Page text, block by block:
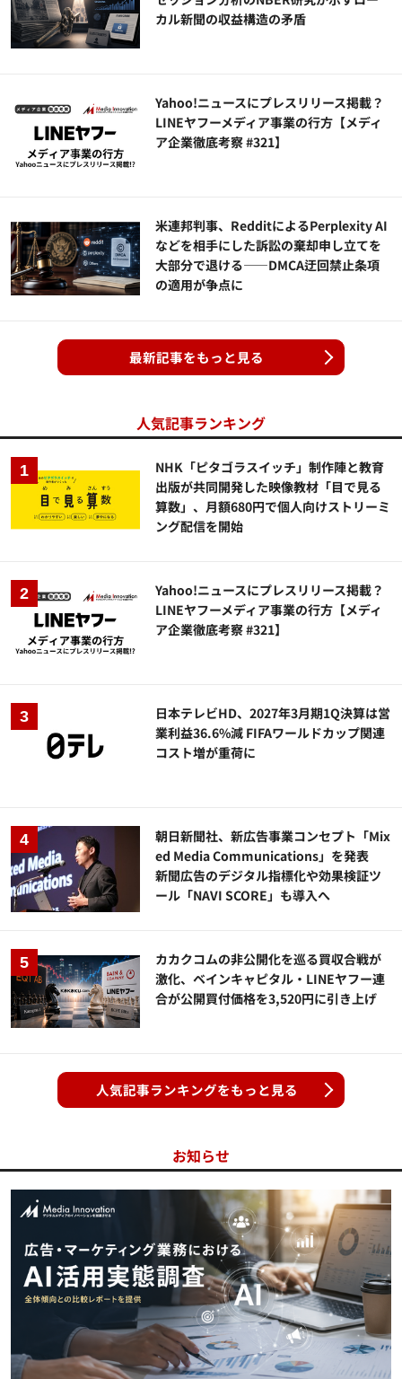
カル新聞の収益構造の矛盾
Yahoo!ニュースにプレスリリース掲載？
LINEヤフーメディア事業の行方【メディ
ア企業徹底考察 #321】
米連邦判事、RedditによるPerplexity AI
などを相手にした訴訟の棄却申し立てを
大部分で退ける——DMCA迂回禁止条項
の適用が争点に
最新記事をもっと見る
人気記事ランキング
NHK「ピタゴラスイッチ」制作陣と教育
出版が共同開発した映像教材「目で見る
算数」、月額680円で個人向けストリーミ
ング配信を開始
Yahoo!ニュースにプレスリリース掲載？
LINEヤフーメディア事業の行方【メディ
ア企業徹底考察 #321】
日本テレビHD、2027年3月期1Q決算は営
業利益36.6%減 FIFAワールドカップ関連
コスト増が重荷に
朝日新聞社、新広告事業コンセプト「Mix
ed Media Communications」を発表
新聞広告のデジタル指標化や効果検証ツ
ール「NAVI SCORE」も導入へ
カカクコムの非公開化を巡る買収合戦が
激化、ベインキャピタル・LINEヤフー連
合が公開買付価格を3,520円に引き上げ
人気記事ランキングをもっと見る
お知らせ